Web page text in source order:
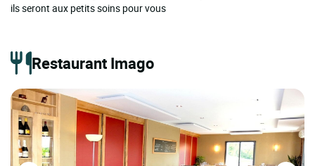
ils seront aux petits soins pour vous
Restaurant Imago